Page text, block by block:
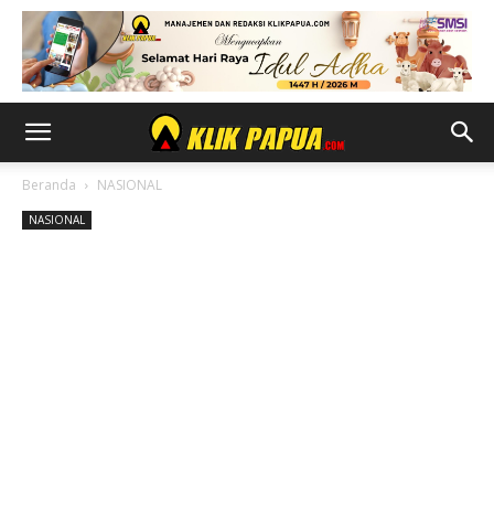
Beranda NASIONAL
NASIONAL